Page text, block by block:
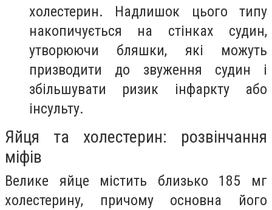
холестерин. Надлишок цього типу
накопичується на стінках судин,
утворюючи бляшки, які можуть
призводити до звуження судин і
збільшувати ризик інфаркту або
інсульту.
Яйця та холестерин: розвінчання
міфів
Велике яйце містить близько 185 мг
холестерину, причому основна його